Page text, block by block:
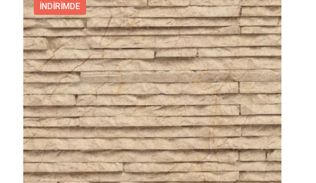
İNDIRIMDE